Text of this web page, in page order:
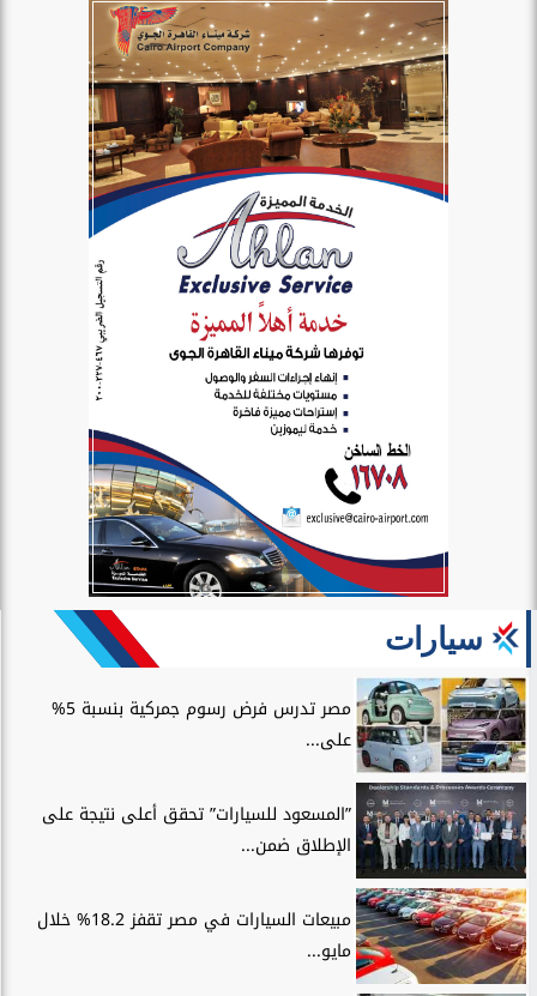
سيارات
مصر تدرس فرض رسوم جمركية بنسبة 5%
على...
”المسعود للسيارات” تحقق أعلى نتيجة على
الإطلاق ضمن...
مبيعات السيارات في مصر تقفز 18.2% خلال
مايو...